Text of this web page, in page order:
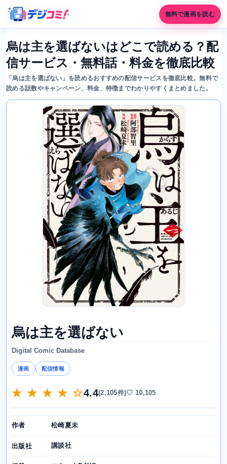
無料で漫画を読む
烏は主を選ばないはどこで読める？配
信サービス・無料話・料金を徹底比較
「烏は主を選ばない」を読めるおすすめの配信サービスを徹底比較。無料で
読める話数やキャンペーン、料金、特徴までわかりやすくまとめました。
烏は主を選ばない
Digital Comic Database
漫画 配信情報
★ ★ ★ ★ ☆4.4(2,105件)♡ 10,105
作者 松崎夏未
出版社 講談社